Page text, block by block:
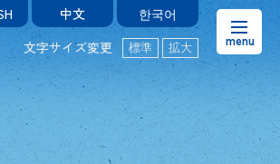
中文
한국어
文字サイズ変更
標準 拡大
お知らせ
熊本市水の科学館とは